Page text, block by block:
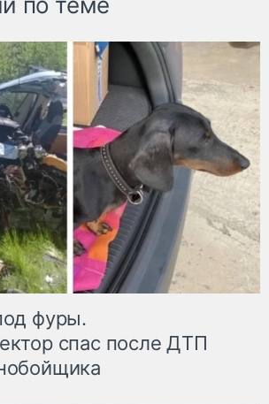
фуры.
спас после ДТП